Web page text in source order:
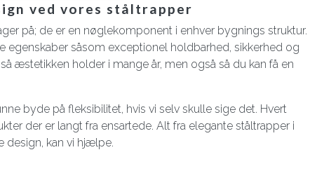
ved vores ståltrapper
på; de er en nøglekomponent i enhver bygnings struktur.
egenskaber såsom exceptionel holdbarhed, sikkerhed og
æstetikken holder i mange år, men også så du kan få en
byde på fleksibilitet, hvis vi selv skulle sige det. Hvert
der er langt fra ensartede. Alt fra elegante ståltrapper i
design, kan vi hjælpe.